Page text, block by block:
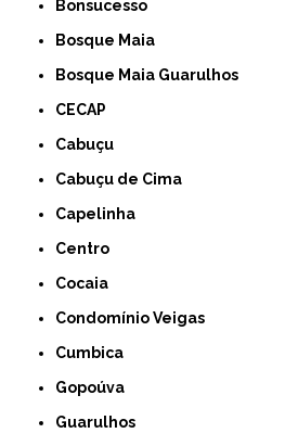
Bonsucesso
Bosque Maia
Bosque Maia Guarulhos
CECAP
Cabuçu
Cabuçu de Cima
Capelinha
Centro
Cocaia
Condomínio Veigas
Cumbica
Gopoúva
Guarulhos